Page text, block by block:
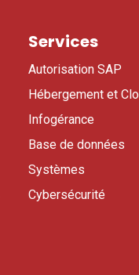
Services
Autorisation SAP
Hébergement et
Infogérance
Base de données
Systèmes
Cybersécurité